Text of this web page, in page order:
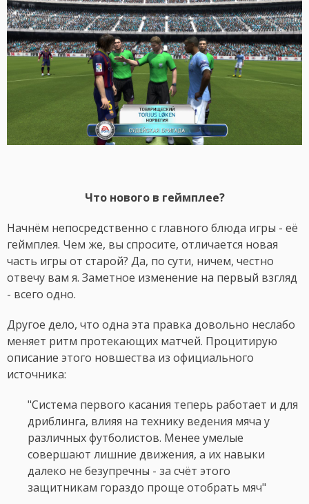
Что нового в геймплее?
Начнём непосредственно с главного блюда игры - её
геймплея. Чем же, вы спросите, отличается новая
часть игры от старой? Да, по сути, ничем, честно
отвечу вам я. Заметное изменение на первый взгляд
- всего одно.
Другое дело, что одна эта правка довольно неслабо
меняет ритм протекающих матчей. Процитирую
описание этого новшества из официального
источника:
"Система первого касания теперь работает и для
дриблинга, влияя на технику ведения мяча у
различных футболистов. Менее умелые
совершают лишние движения, а их навыки
далеко не безупречны - за счёт этого
защитникам гораздо проще отобрать мяч"